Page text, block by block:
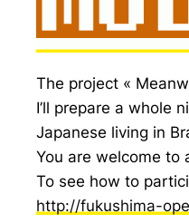
The project «
I’ll prepare a whole
Japanese living in
You are welcome to
To see how to
http://fukushima-